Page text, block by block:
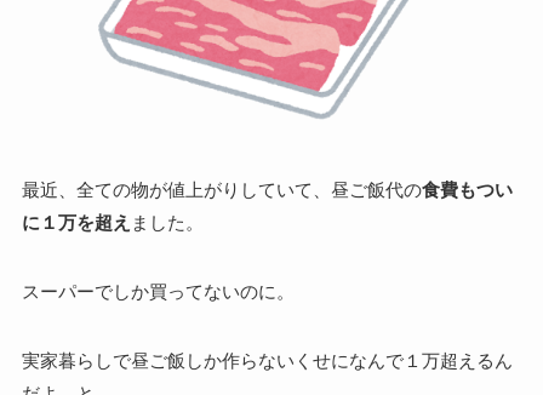
最近、全ての物が値上がりしていて、昼ご飯代の食費もつい
に１万を超え ました。
スーパーでしか買ってないのに。
実家暮らしで昼ご飯しか作らないくせになんで１万超えるん